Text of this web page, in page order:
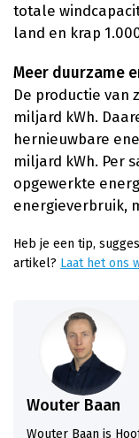
totale
land en krap
Meer duurzame
De productie van
miljard kWh.
hernieuwbare
miljard kWh. Per
opgewerkte
energieverbruik,
Heb je een tip,
artikel? Laat het ons
Wouter Baan
Wouter Baan is